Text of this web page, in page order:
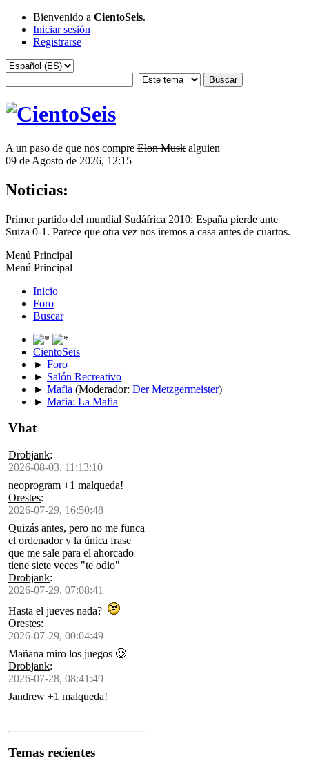
Bienvenido a CientoSeis.
Iniciar sesión
Registrarse
A un paso de que nos compre Elon Musk alguien
09 de Agosto de 2026, 12:15
Noticias:
Primer partido del mundial Sudáfrica 2010: España pierde ante
Suiza 0-1. Parece que otra vez nos iremos a casa antes de cuartos.
Menú Principal
Menú Principal
Inicio
Foro
Buscar
CientoSeis
► Foro
► Salón Recreativo
► Mafia (Moderador: Der Metzgermeister)
► Mafia: La Mafia
Vhat
Drobjank:
2026-08-03, 11:13:10
neoprogram +1 malqueda!
Orestes:
2026-07-29, 16:50:48
Quizás antes, pero no me funca
el ordenador y la única frase
que me sale para el ahorcado
tiene siete veces "te odio"
Drobjank:
2026-07-29, 07:08:41
Hasta el jueves nada?
Orestes:
2026-07-29, 00:04:49
Mañana miro los juegos 🥲
Drobjank:
2026-07-28, 08:41:49
Jandrew +1 malqueda!
Temas recientes